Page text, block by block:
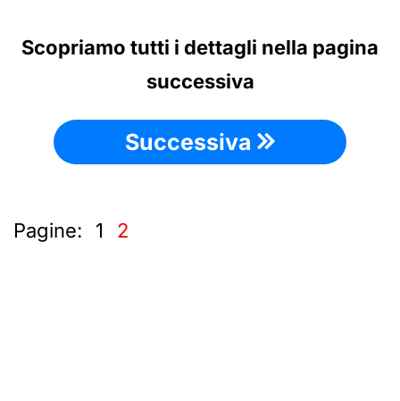
Scopriamo tutti i dettagli nella pagina
successiva
Successiva
Pagine: 1 2